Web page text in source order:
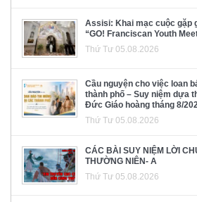
Assisi: Khai mạc cuộc gặp
“GO! Franciscan Youth
Thứ Tư 05.08.2026
Cầu nguyện cho việc loan
thành phố – Suy niệm dựa
Đức Giáo hoàng tháng 8/
Thứ Tư 05.08.2026
CÁC BÀI SUY NIỆM LỜI
THƯỜNG NIÊN- A
Thứ Tư 05.08.2026